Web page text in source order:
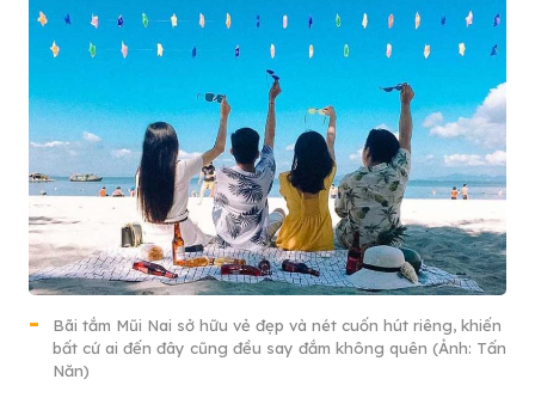
Bãi tắm Mũi Nai sở hữu vẻ đẹp và nét cuốn hút riêng, khiến
bất cứ ai đến đây cũng đều say đắm không quên (Ảnh: Tấn
Năn)